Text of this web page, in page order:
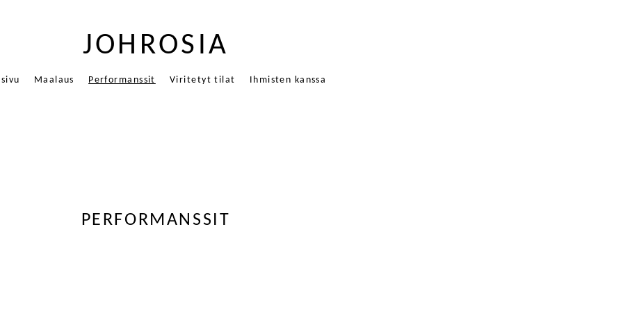
JOHROSIA
Maalaus
Performanssit
Viritetyt tilat
Ihmisten kanssa
PERFORMANSSIT